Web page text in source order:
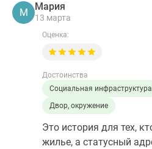
М
Мария
13 марта
Оценка:
Достоинства
Социальная инфраструктура
Двор, окружение
Это история для тех,
жилье, а статусный